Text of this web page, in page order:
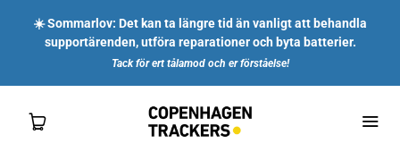
☀️ Sommarlov: Det kan ta längre tid än vanligt att behandla
supportärenden, utföra reparationer och byta batterier.
Tack för ert tålamod och er förståelse!